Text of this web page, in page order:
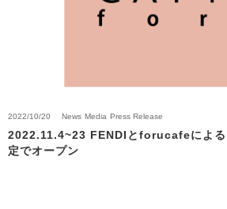
2022/10/20 News Media Press Release
2022.11.4~23 FENDIとforucafeによる
定でオープン